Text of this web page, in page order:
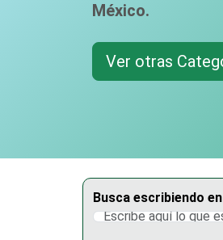
México.
Ver otras
Busca escribiendo